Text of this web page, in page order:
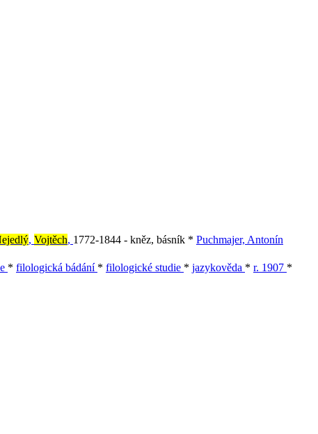
, Vojtěch, 1772-1844 - kněz, básník * Puchmajer, Antonín
* filologická bádání * filologické studie * jazykověda * r. 1907 *